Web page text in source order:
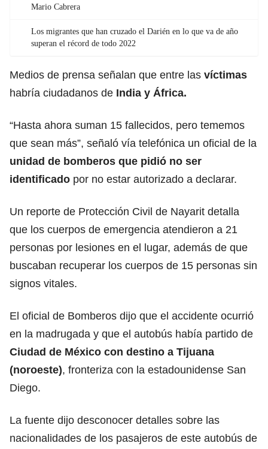
Mario Cabrera
Los migrantes que han cruzado el Darién en lo que va de año
superan el récord de todo 2022
Medios de prensa señalan que entre las víctimas
habría ciudadanos de India y África.
“Hasta ahora suman 15 fallecidos, pero tememos
que sean más”, señaló vía telefónica un oficial de la
unidad de bomberos que pidió no ser
identificado por no estar autorizado a declarar.
Un reporte de Protección Civil de Nayarit detalla
que los cuerpos de emergencia atendieron a 21
personas por lesiones en el lugar, además de que
buscaban recuperar los cuerpos de 15 personas sin
signos vitales.
El oficial de Bomberos dijo que el accidente ocurrió
en la madrugada y que el autobús había partido de
Ciudad de México con destino a Tijuana
(noroeste), fronteriza con la estadounidense San
Diego.
La fuente dijo desconocer detalles sobre las
nacionalidades de los pasajeros de este autobús de